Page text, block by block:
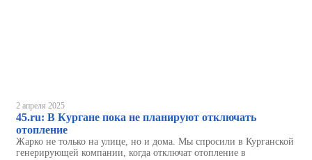
2 апреля 2025
45.ru: В Кургане пока не планируют отключать
отопление
Жарко не только на улице, но и дома. Мы спросили в Курганской
генерирующей компании, когда отключат отопление в